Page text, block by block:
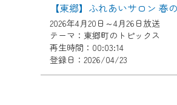
2026年4月20日～4月26日放送
テーマ：東郷町のトピックス
再生時間：00:03:14
登録日：2026/04/23